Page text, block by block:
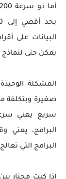
يمكن حتى
سريع يعني
البرامج، يعني
البرامج التي